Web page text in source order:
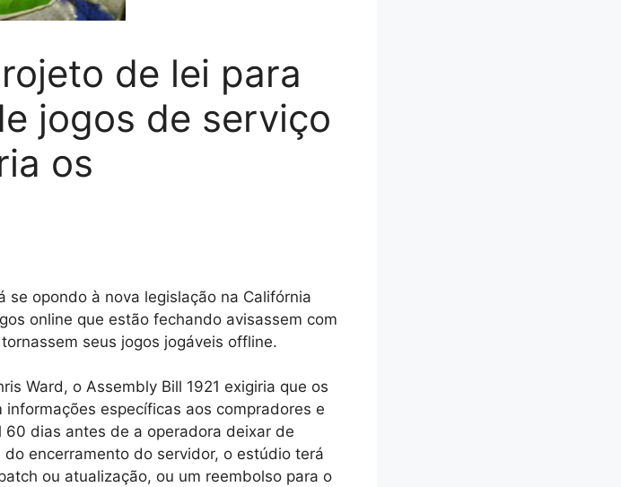
de lei para
jogos de serviço
os
opondo à nova legislação na Califórnia
online que estão fechando avisassem com
seus jogos jogáveis ​​offline.
Ward, o Assembly Bill 1921 exigiria que os
específicas aos compradores e
dias antes de a operadora deixar de
encerramento do servidor, o estúdio terá
ou atualização, ou um reembolso para o